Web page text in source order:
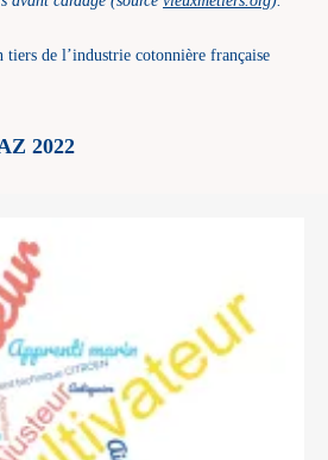
de l’industrie cotonnière française
2022